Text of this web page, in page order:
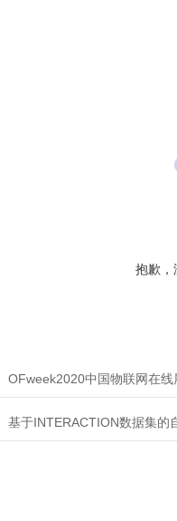
抱歉，
OFweek2020中国物联网在线
基于INTERACTION数据集的自动驾